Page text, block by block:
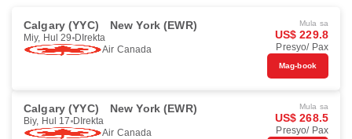
Calgary (YYC) New York (EWR)
Miy, Hul 29 DIrekta
Air Canada
Mula sa
US$ 229.8
Presyo/ Pax
Mag-book
Calgary (YYC) New York (EWR)
Biy, Hul 17 DIrekta
Air Canada
Mula sa
US$ 268.5
Presyo/ Pax